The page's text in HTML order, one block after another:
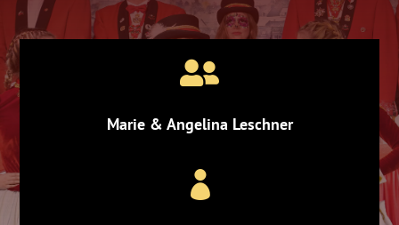

Marie & Angelina Leschner
